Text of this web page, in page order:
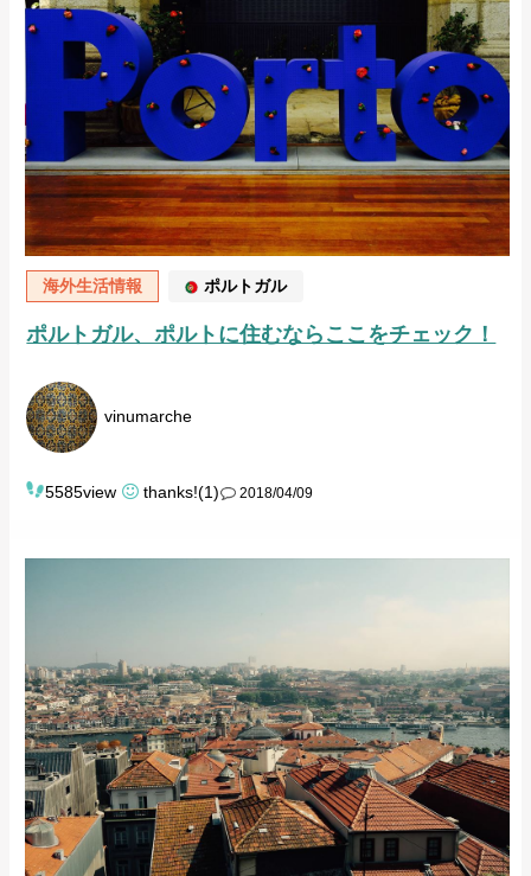
海外生活情報 ポルトガル
ポルトガル、ポルトに住むならここをチェック！
vinumarche
5585view thanks!(1) 2018/04/09